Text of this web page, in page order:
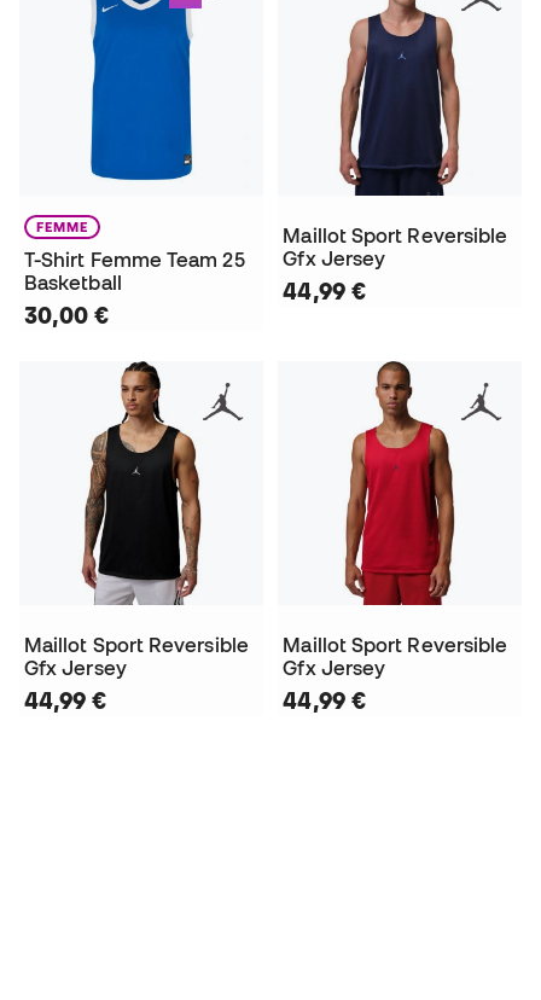
FEMME
T-Shirt Femme Team 25
Basketball
30,00 €
Maillot Sport Reversible
Gfx Jersey
44,99 €
Maillot Sport Reversible
Gfx Jersey
44,99 €
Maillot Sport Reversible
Gfx Jersey
44,99 €